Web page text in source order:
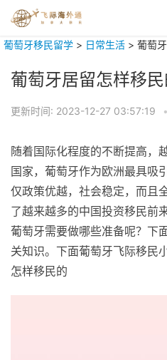
葡萄牙移民留学 > 日常生活 > 葡萄
葡萄牙居留怎样移
更新时间: 2023-12-27 03:57:19 •
随着国际化程度的不断提高，
国家，葡萄牙作为欧洲最具吸
仅政策优越，社会稳定，而且
了越来越多的中国投资移民前
葡萄牙需要做哪些准备呢？下
关知识。下面葡萄牙飞际移民
怎样移民的